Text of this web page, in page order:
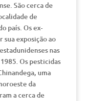
São cerca de
de
país. Os ex-
sua exposição ao
nas
Os pesticidas
uma
da
a cerca de